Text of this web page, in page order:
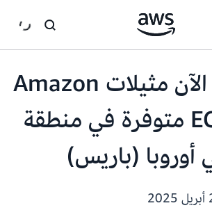
أصبحت الآن مثيلات Amazon
EC2 C6id متوفرة في منطقة